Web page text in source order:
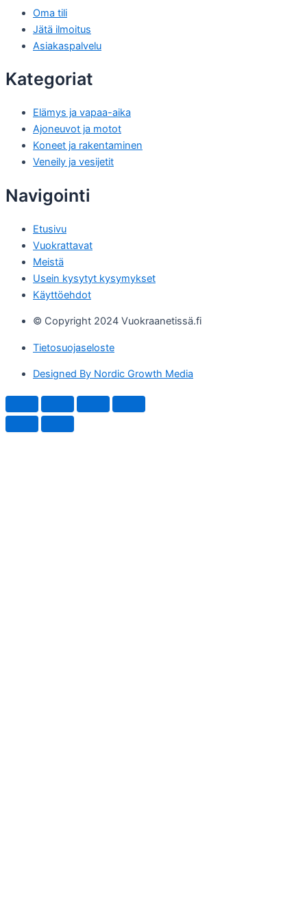
Oma tili
Jätä ilmoitus
Asiakaspalvelu
Kategoriat
Elämys ja vapaa-aika
Ajoneuvot ja motot
Koneet ja rakentaminen
Veneily ja vesijetit
Navigointi
Etusivu
Vuokrattavat
Meistä
Usein kysytyt kysymykset
Käyttöehdot
© Copyright 2024 Vuokraanetissä.fi
Tietosuojaseloste
Designed By Nordic Growth Media